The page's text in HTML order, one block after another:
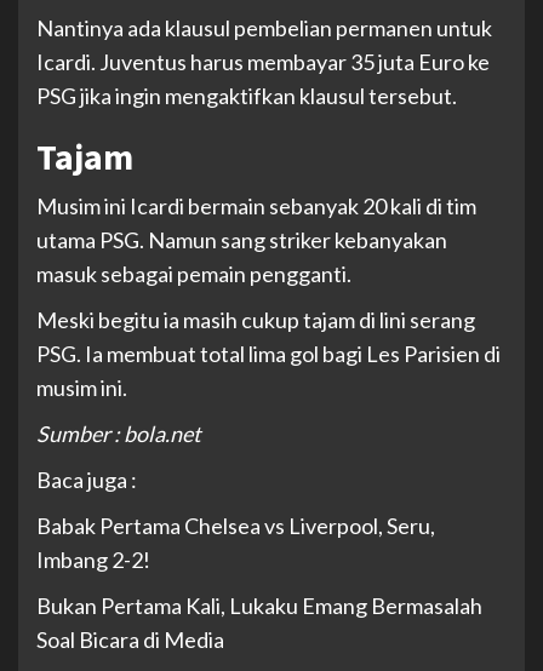
Nantinya ada klausul pembelian permanen untuk
Icardi. Juventus harus membayar 35 juta Euro ke
PSG jika ingin mengaktifkan klausul tersebut.
Tajam
Musim ini Icardi bermain sebanyak 20 kali di tim
utama PSG. Namun sang striker kebanyakan
masuk sebagai pemain pengganti.
Meski begitu ia masih cukup tajam di lini serang
PSG. Ia membuat total lima gol bagi Les Parisien di
musim ini.
Sumber : bola.net
Baca juga :
Babak Pertama Chelsea vs Liverpool, Seru,
Imbang 2-2!
Bukan Pertama Kali, Lukaku Emang Bermasalah
Soal Bicara di Media